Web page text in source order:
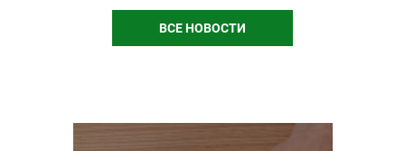
ВСЕ НОВОСТИ